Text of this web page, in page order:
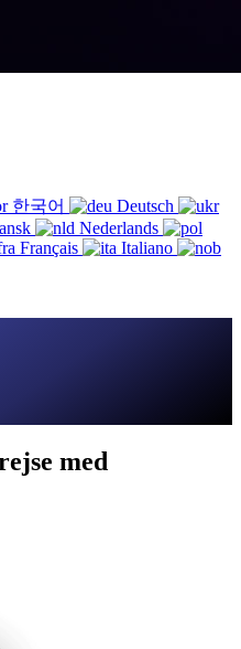
한국어
Deutsch
Nederlands
Français
Italiano
med